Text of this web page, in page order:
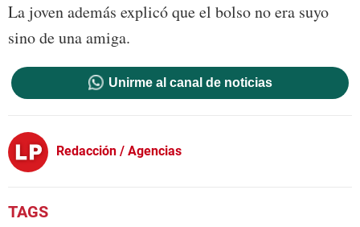
La joven además explicó que el bolso no era suyo
sino de una amiga.
Unirme al canal de noticias
Redacción / Agencias